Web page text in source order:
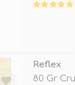
Reflex
80 Gr